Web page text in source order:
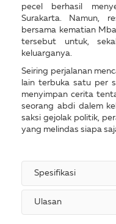
pecel berhasil
Surakarta. Namun,
bersama kematian
tersebut untuk,
keluarganya.
Seiring perjalanan
lain terbuka satu per
menyimpan cerita
seorang abdi dalem
saksi gejolak politik,
yang melindas siapa
Spesifikasi
Ulasan